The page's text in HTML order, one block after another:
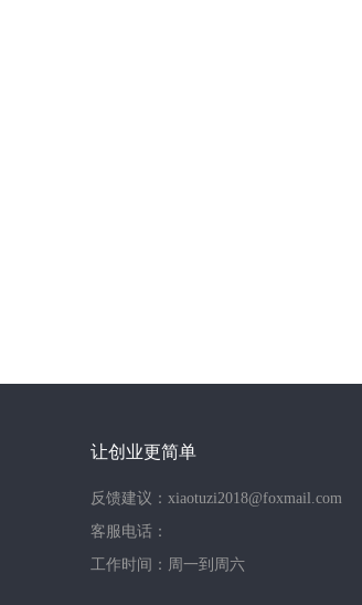
让创业更简单
反馈建议：xiaotuzi2018@foxmail.com
客服电话：
工作时间：周一到周六